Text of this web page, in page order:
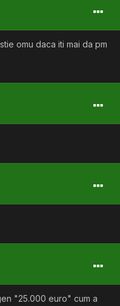
omu daca iti mai da pm
"25.000 euro" cum a